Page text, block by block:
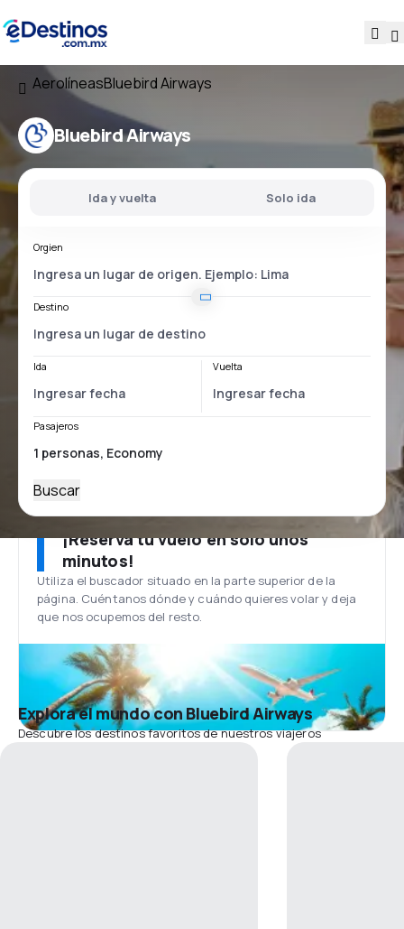
AerolíneasBluebird Airways
Bluebird Airways
Ida y vuelta Solo ida
Orgien
Destino
Ida Vuelta
Pasajeros
Buscar
¡Reserva tu vuelo en solo unos
minutos!
Utiliza el buscador situado en la parte superior de la
página. Cuéntanos dónde y cuándo quieres volar y deja
que nos ocupemos del resto.
Explora el mundo con Bluebird Airways
Descubre los destinos favoritos de nuestros viajeros